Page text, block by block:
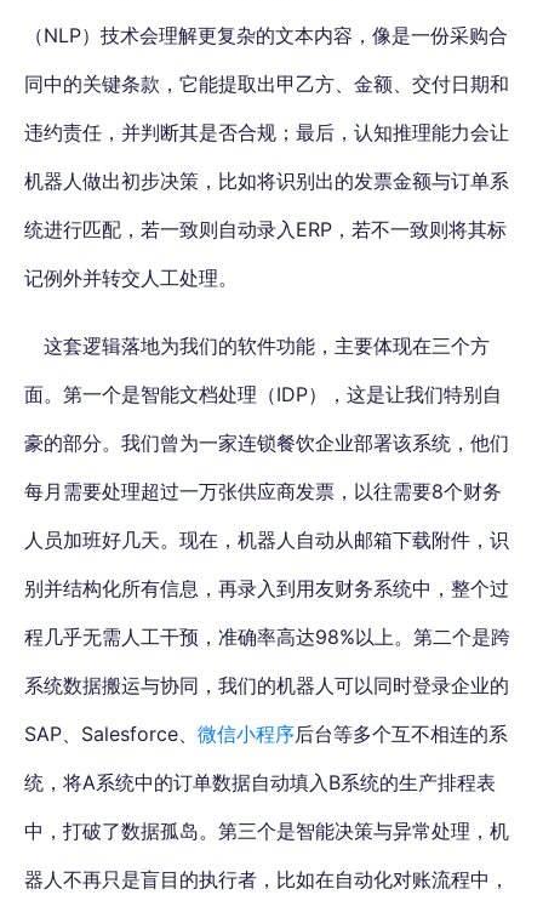
（NLP）技术会理解更复杂的文本内容，像是一份采购合
同中的关键条款，它能提取出甲乙方、金额、交付日期和
违约责任，并判断其是否合规；最后，认知推理能力会让
机器人做出初步决策，比如将识别出的发票金额与订单系
统进行匹配，若一致则自动录入ERP，若不一致则将其标
记例外并转交人工处理。
这套逻辑落地为我们的软件功能，主要体现在三个方
面。第一个是智能文档处理（IDP），这是让我们特别自
豪的部分。我们曾为一家连锁餐饮企业部署该系统，他们
每月需要处理超过一万张供应商发票，以往需要8个财务
人员加班好几天。现在，机器人自动从邮箱下载附件，识
别并结构化所有信息，再录入到用友财务系统中，整个过
程几乎无需人工干预，准确率高达98%以上。第二个是跨
系统数据搬运与协同，我们的机器人可以同时登录企业的
SAP、Salesforce、 微信小程序后台等多个互不相连的系
统，将A系统中的订单数据自动填入B系统的生产排程表
中，打破了数据孤岛。第三个是智能决策与异常处理，机
器人不再只是盲目的执行者，比如在自动化对账流程中，